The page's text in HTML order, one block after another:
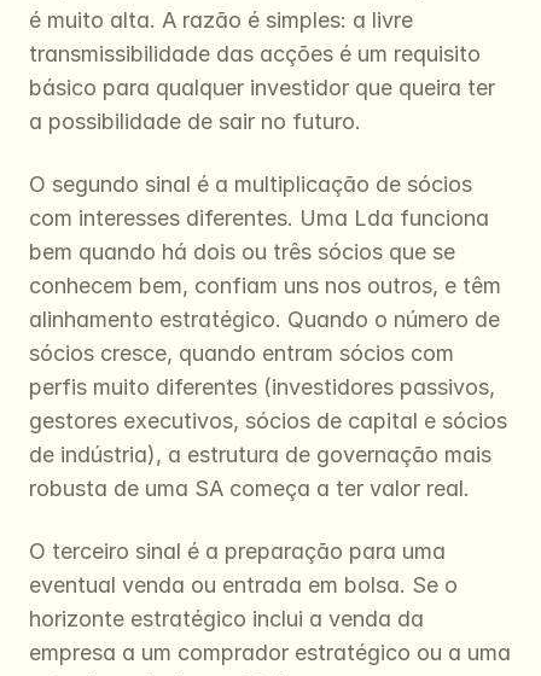
é muito alta. A razão é simples: a livre
transmissibilidade das acções é um requisito
básico para qualquer investidor que queira ter
a possibilidade de sair no futuro.
O segundo sinal é a multiplicação de sócios
com interesses diferentes. Uma Lda funciona
bem quando há dois ou três sócios que se
conhecem bem, confiam uns nos outros, e têm
alinhamento estratégico. Quando o número de
sócios cresce, quando entram sócios com
perfis muito diferentes (investidores passivos,
gestores executivos, sócios de capital e sócios
de indústria), a estrutura de governação mais
robusta de uma SA começa a ter valor real.
O terceiro sinal é a preparação para uma
eventual venda ou entrada em bolsa. Se o
horizonte estratégico inclui a venda da
empresa a um comprador estratégico ou a uma